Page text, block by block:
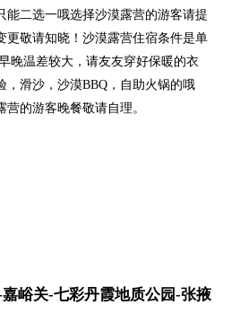
能二选一哦选择沙漠露营的游客请提
更敬请知晓！沙漠露营住宿条件是单
晚温差较大，请友友穿好保暖的衣
，滑沙，沙漠BBQ，自助火锅的哦
营的游客晚餐敬请自理。
峪关-七彩丹霞地质公园-张掖